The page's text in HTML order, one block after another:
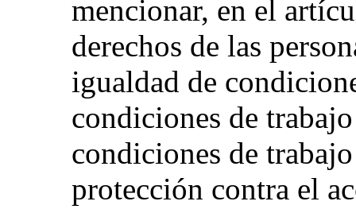
mencionar, en el
derechos de las
igualdad de
condiciones de
condiciones de
protección contra el